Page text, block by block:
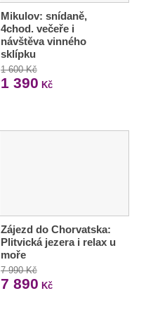
Mikulov: snídaně,
4chod. večeře i
návštěva vinného
sklípku
1 600 Kč
1 390 Kč
Zájezd do Chorvatska:
Plitvická jezera i relax u
moře
7 990 Kč
7 890 Kč